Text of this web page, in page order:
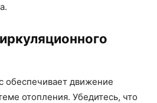
обеспечивает движение
отопления. Убедитесь, что